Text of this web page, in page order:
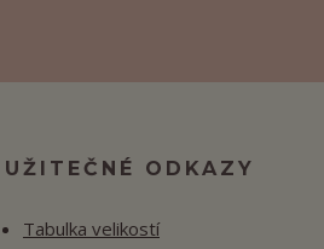
UŽITEČNÉ ODKAZY
Tabulka velikostí